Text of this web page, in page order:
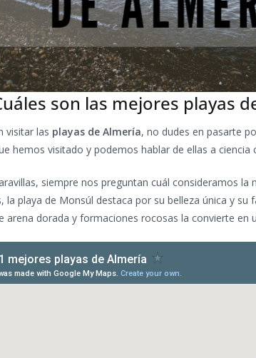
son las mejores playas
visitar las playas de Almería, no dudes en pasarte
hemos visitado y podemos hablar de ellas a ciencia
siempre nos preguntan cuál consideramos la
la playa de Monsúl destaca por su belleza única y su
arena dorada y formaciones rocosas la convierte en